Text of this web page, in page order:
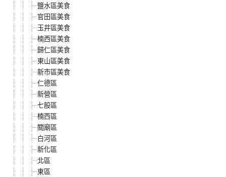
鹽水區美食
官田區美食
玉井區美食
楠西區美食
歸仁區美食
東山區美食
新市區美食
仁德區
新營區
七股區
楠西區
關廟區
白河區
新化區
北區
東區